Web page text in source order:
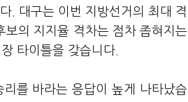
. 대구는 이번 지방선거의 최대 격
의 지지율 격차는 점차 좁혀지는
타이틀을 갖습니다.
를 바라는 응답이 높게 나타났습